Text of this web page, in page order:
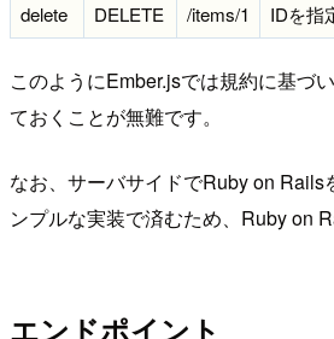
delete
DELETE /items/1 IDを指
このようにEmber.jsでは規約に基づ
ておくことが無難です。
なお、サーバサイドでRuby on Rails
ンプルな実装で済むため、Ruby on
エンドポイント